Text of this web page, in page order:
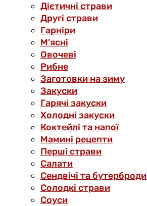
Дієтичні страви
Другі страви
Гарніри
М’ясні
Овочеві
Рибне
Заготовки на зиму
Закуски
Гарячі закуски
Холодні закуски
Коктейлі та напої
Мамині рецепти
Перші страви
Салати
Сендвічі та бутерброди
Солодкі страви
Соуси